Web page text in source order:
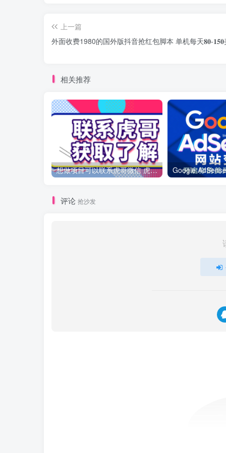
上一篇
外面收费1980的国外版抖音抢红包脚本 单机每天𝟖𝟎-
相关推荐
想做项目可以联系虎哥微信 虎哥一对一解答并且远程视频教学
评论 抢沙发